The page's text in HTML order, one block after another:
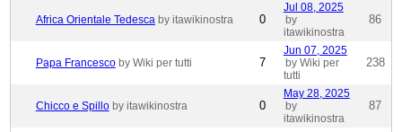
Africa Orientale Tedesca by itawikinostra 0
Jul 08, 2025
by
itawikinostra
86
Papa Francesco by Wiki per tutti 7
Jun 07, 2025
by Wiki per
tutti
238
Chicco e Spillo by itawikinostra 0
May 28, 2025
by
itawikinostra
87